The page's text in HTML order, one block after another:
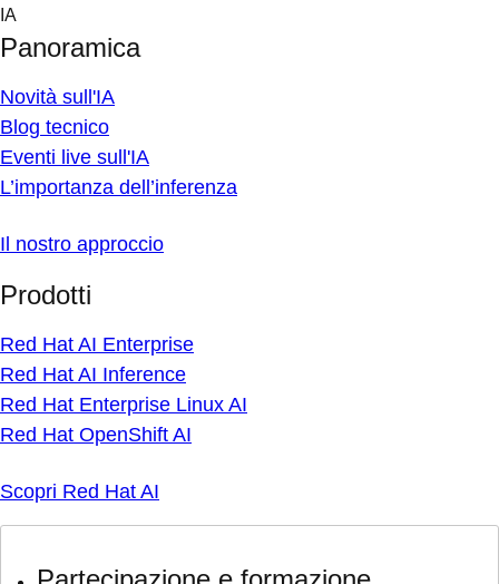
Skip
content
IA
Panoramica
Novità sull'IA
Blog tecnico
Eventi live sull'IA
L’importanza dell’inferenza
Il nostro approccio
Prodotti
Red Hat AI Enterprise
Red Hat AI Inference
Red Hat Enterprise Linux AI
Red Hat OpenShift AI
Scopri Red Hat AI